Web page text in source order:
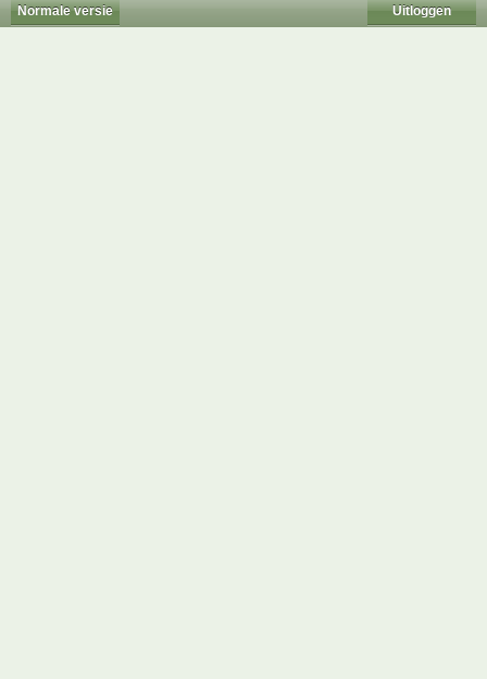
Normale versie Uitloggen